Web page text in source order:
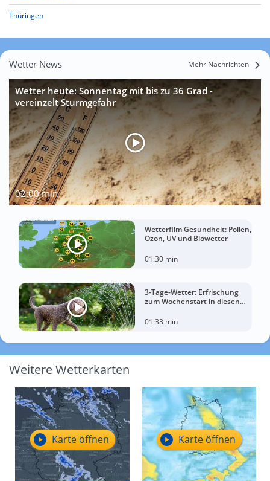
Thüringen
Wetter News Mehr Nachrichten
Wetter heute: Sonnentag mit bis zu 36 Grad -
vereinzelt Sturmgefahr
02:00 min
Wetterfilm Gesundheit: Pollen,
Ozon, UV und Biowetter
01:30 min
3-Tage-Wetter: Erfrischung
zum Wochenstart in diesen
01:33 min
Weitere Wetterkarten
Karte öffnen Karte öffnen